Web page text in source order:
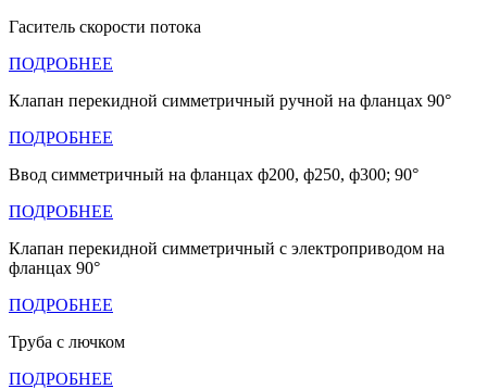
Гаситель скорости потока
ПОДРОБНЕЕ
Клапан перекидной симметричный ручной на фланцах 90°
ПОДРОБНЕЕ
Ввод симметричный на фланцах ф200, ф250, ф300; 90°
ПОДРОБНЕЕ
Клапан перекидной симметричный с электроприводом на
фланцах 90°
ПОДРОБНЕЕ
Труба с лючком
ПОДРОБНЕЕ